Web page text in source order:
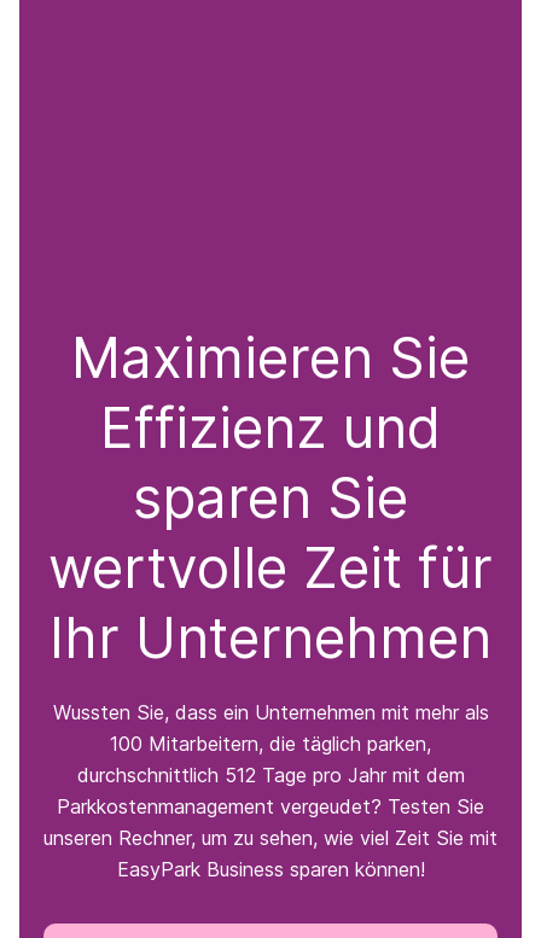
Maximieren Sie
Effizienz und
sparen Sie
wertvolle Zeit für
Ihr Unternehmen
Wussten Sie, dass ein Unternehmen mit mehr als
100 Mitarbeitern, die täglich parken,
durchschnittlich 512 Tage pro Jahr mit dem
Parkkostenmanagement vergeudet? Testen Sie
unseren Rechner, um zu sehen, wie viel Zeit Sie mit
EasyPark Business sparen können!